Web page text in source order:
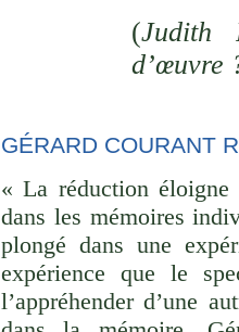
(Judith
d’œuvre
GÉRARD COURANT
« La réduction
dans les mémoires
plongé dans une
expérience que le
l’appréhender d’une